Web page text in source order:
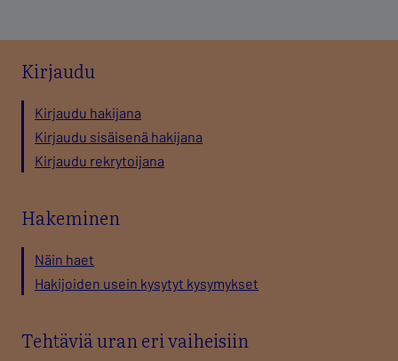
Kirjaudu
Kirjaudu hakijana
Kirjaudu sisäisenä hakijana
Kirjaudu rekrytoijana
Hakeminen
Näin haet
Hakijoiden usein kysytyt kysymykset
Tehtäviä uran eri vaiheisiin